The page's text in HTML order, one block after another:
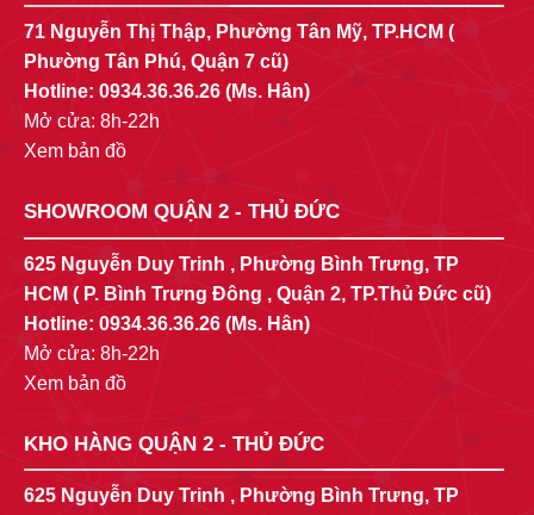
71 Nguyễn Thị Thập, Phường Tân Mỹ, TP.HCM (
Phường Tân Phú, Quận 7 cũ)
Hotline: 0934.36.36.26 (Ms. Hân)
Mở cửa: 8h-22h
Xem bản đồ
SHOWROOM QUẬN 2 - THỦ ĐỨC
625 Nguyễn Duy Trinh , Phường Bình Trưng, TP
HCM ( P. Bình Trưng Đông , Quận 2, TP.Thủ Đức cũ)
Hotline: 0934.36.36.26 (Ms. Hân)
Mở cửa: 8h-22h
Xem bản đồ
KHO HÀNG QUẬN 2 - THỦ ĐỨC
625 Nguyễn Duy Trinh , Phường Bình Trưng, TP